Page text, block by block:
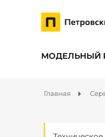
МОДЕЛЬНЫЙ
Главная